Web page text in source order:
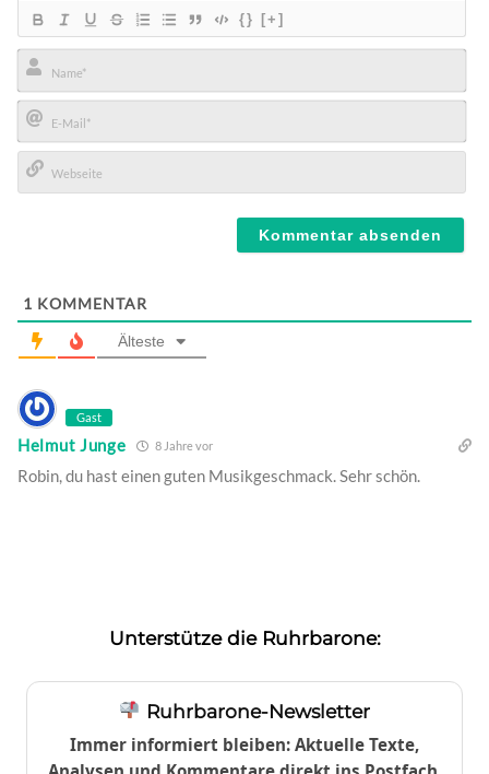
{} [+]
Name*
E-
Mail*
1 KOMMENTAR
Älteste
Gast
Helmut Junge 8 Jahre vor
Robin, du hast einen guten Musikgeschmack. Sehr schön.
Unterstütze die Ruhrbarone:
Ruhrbarone-Newsletter
Immer informiert bleiben: Aktuelle Texte,